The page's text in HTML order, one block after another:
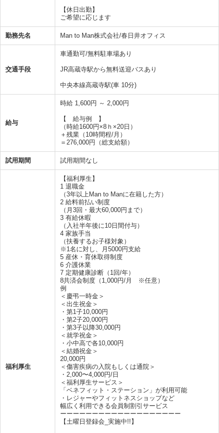
【休日出勤】
ご希望に応じます
勤務先名 Man to Man株式会社/春日井オフィス
交通手段
車通勤可/無料駐車場あり
JR高蔵寺駅から無料送迎バスあり
中央本線高蔵寺駅(車 10分)
給与
時給 1,600円 ～ 2,000円
【 給与例 】
（時給1600円×8ｈ×20日）
＋残業（10時間程/月）
＝276,000円（総支給額）
試用期間 試用期間なし
福利厚生
【福利厚生】
1 退職金
（3年以上Man to Manに在籍した方）
2 給料前払い制度
（月3回・最大60,000円まで）
3 有給休暇
（入社半年後に10日間付与）
4 家族手当
（扶養するお子様対象）
※1名に対し、月5000円支給
5 産休・育休取得制度
6 介護休業
7 定期健康診断（1回/年）
8共済会制度（1,000円/月 ※任意）
例
＜慶弔一時金＞
＜出生祝金＞
・第1子10,000円
・第2子20,000円
・第3子以降30,000円
＜就学祝金＞
・小中高で各10,000円
＜結婚祝金＞
20,000円
＜傷害疾病の入院もしくは通院＞
・2,000〜4,000円/日
＜福利厚生サービス＞
「ベネフィット・ステーション」が利用可能
・レジャーやフィットネスショップなど
幅広く利用できる会員制割引サービス
ーーーーーーーーーーーーーーーーーーー
【土曜日登録会_実施中!!】